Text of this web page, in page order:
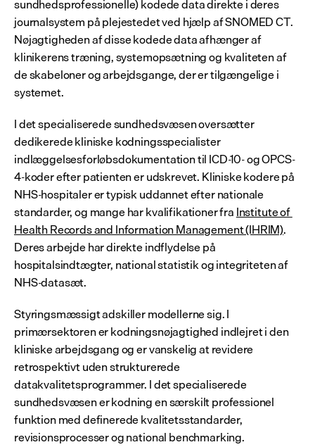
sundhedsprofessionelle) kodede data direkte i deres
journalsystem på plejestedet ved hjælp af SNOMED CT.
Nøjagtigheden af disse kodede data afhænger af
klinikerens træning, systemopsætning og kvaliteten af
de skabeloner og arbejdsgange, der er tilgængelige i
systemet.
I det specialiserede sundhedsvæsen oversætter
dedikerede kliniske kodningsspecialister
indlæggelsesforløbsdokumentation til ICD-10- og OPCS-
4-koder efter patienten er udskrevet. Kliniske kodere på
NHS-hospitaler er typisk uddannet efter nationale
standarder, og mange har kvalifikationer fra Institute of
Health Records and Information Management (IHRIM).
Deres arbejde har direkte indflydelse på
hospitalsindtægter, national statistik og integriteten af
NHS-datasæt.
Styringsmæssigt adskiller modellerne sig. I
primærsektoren er kodningsnøjagtighed indlejret i den
kliniske arbejdsgang og er vanskelig at revidere
retrospektivt uden strukturerede
datakvalitetsprogrammer. I det specialiserede
sundhedsvæsen er kodning en særskilt professionel
funktion med definerede kvalitetsstandarder,
revisionsprocesser og national benchmarking.